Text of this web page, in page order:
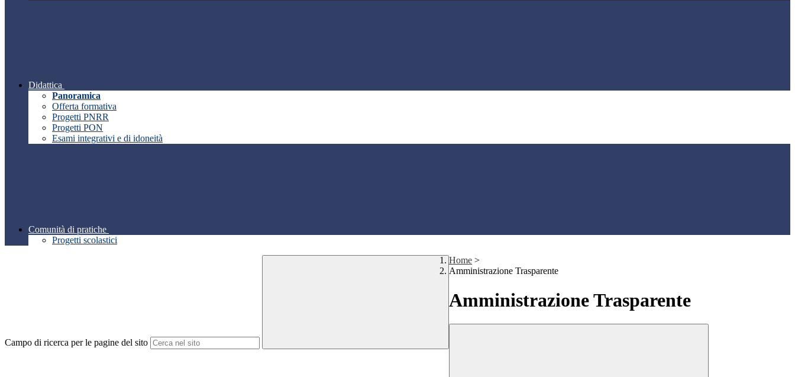
Didattica
Panoramica
Offerta formativa
Progetti PNRR
Progetti PON
Esami integrativi e di idoneità
Comunità di pratiche
Progetti scolastici
Campo di ricerca per le pagine del sito
Home >
Amministrazione Trasparente
Amministrazione Trasparente